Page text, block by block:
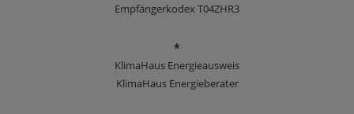
Empfängerkodex T04ZHR3
*
KlimaHaus Energieausweis
KlimaHaus Energieberater